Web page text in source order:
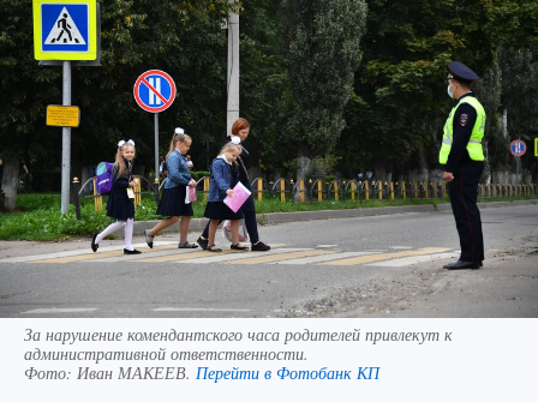
За нарушение комендантского часа родителей привлекут к
административной ответственности.
Фото: Иван МАКЕЕВ. Перейти в Фотобанк КП